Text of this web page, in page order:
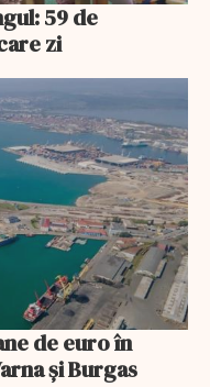
59 de
zi
de euro în
și Burgas